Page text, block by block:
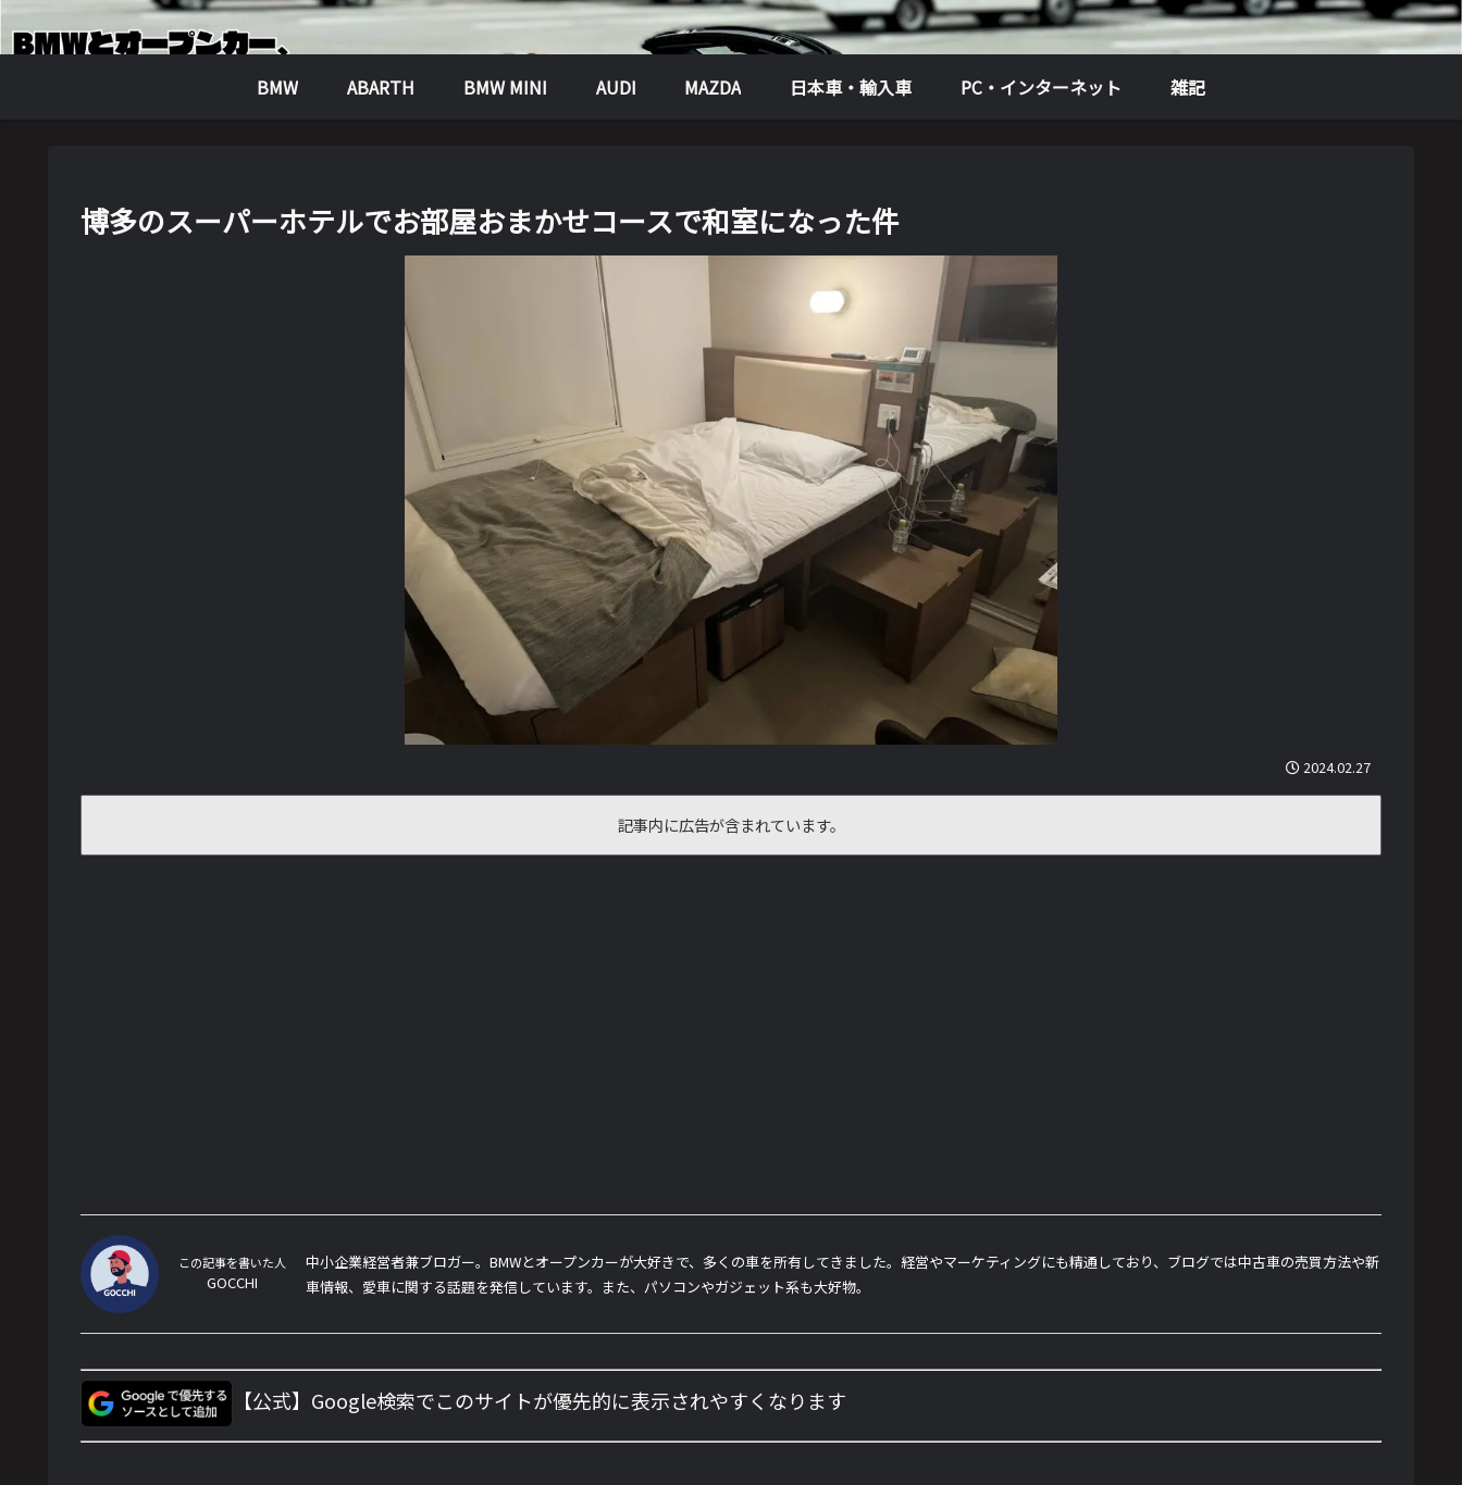
BMW ABARTH BMW MINI AUDI MAZDA 日本車・輸入車 PC・インターネット 雑記
博多のスーパーホテルでお部屋おまかせコースで和室になった件
2024.02.27
記事内に広告が含まれています。
この記事を書いた人
GOCCHI
中小企業経営者兼ブロガー。BMWとオープンカーが大好きで、多くの車を所有してきました。経営やマーケティングにも精通しており、ブログでは中古車の売買方法や新
車情報、愛車に関する話題を発信しています。また、パソコンやガジェット系も大好物。
【公式】Google検索でこのサイトが優先的に表示されやすくなります